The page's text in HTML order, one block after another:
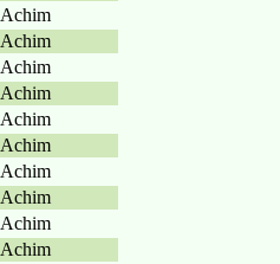
Achim
Achim
Achim
Achim
Achim
Achim
Achim
Achim
Achim
Achim